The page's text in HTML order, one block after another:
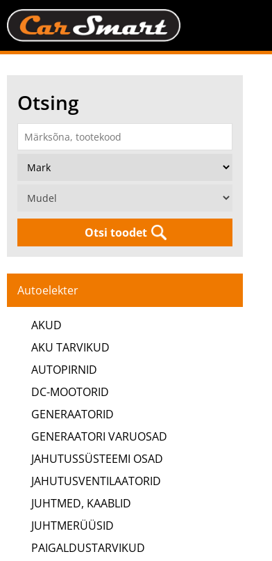
Otsing
Otsi toodet
Autoelekter
AKUD
AKU TARVIKUD
AUTOPIRNID
DC-MOOTORID
GENERAATORID
GENERAATORI VARUOSAD
JAHUTUSSÜSTEEMI OSAD
JAHUTUSVENTILAATORID
JUHTMED, KAABLID
JUHTMERÜÜSID
PAIGALDUSTARVIKUD